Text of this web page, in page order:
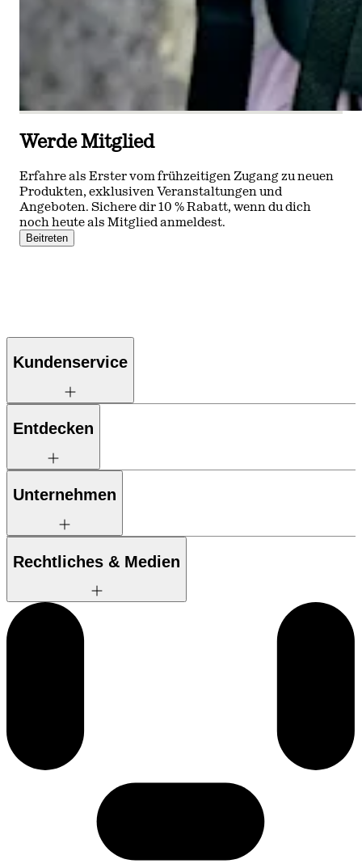
Werde Mitglied
Erfahre als Erster vom frühzeitigen Zugang zu neuen
Produkten, exklusiven Veranstaltungen und
Angeboten. Sichere dir 10 % Rabatt, wenn du dich
noch heute als Mitglied anmeldest.
Beitreten
Kundenservice
Entdecken
Unternehmen
Rechtliches & Medien